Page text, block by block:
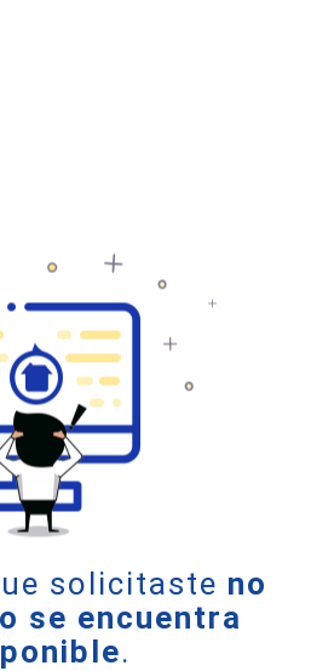
solicitaste no
se encuentra
.